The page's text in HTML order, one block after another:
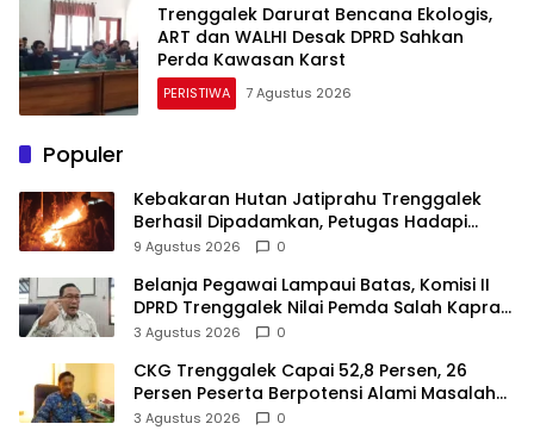
Trenggalek Darurat Bencana Ekologis,
ART dan WALHI Desak DPRD Sahkan
Perda Kawasan Karst
PERISTIWA 7 Agustus 2026
Populer
Kebakaran Hutan Jatiprahu Trenggalek
Berhasil Dipadamkan, Petugas Hadapi
Medan Sulit
9 Agustus 2026 0
Belanja Pegawai Lampaui Batas, Komisi II
DPRD Trenggalek Nilai Pemda Salah Kaprah
dalam Perencanaan
3 Agustus 2026 0
CKG Trenggalek Capai 52,8 Persen, 26
Persen Peserta Berpotensi Alami Masalah
Kejiwaan
3 Agustus 2026 0